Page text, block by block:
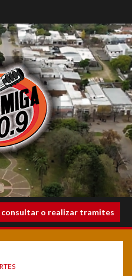
consultar o realizar tramites